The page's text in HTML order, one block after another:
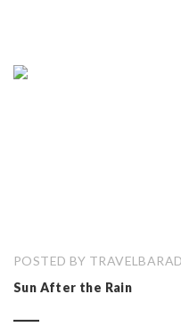
POSTED BY
Sun After the Rain